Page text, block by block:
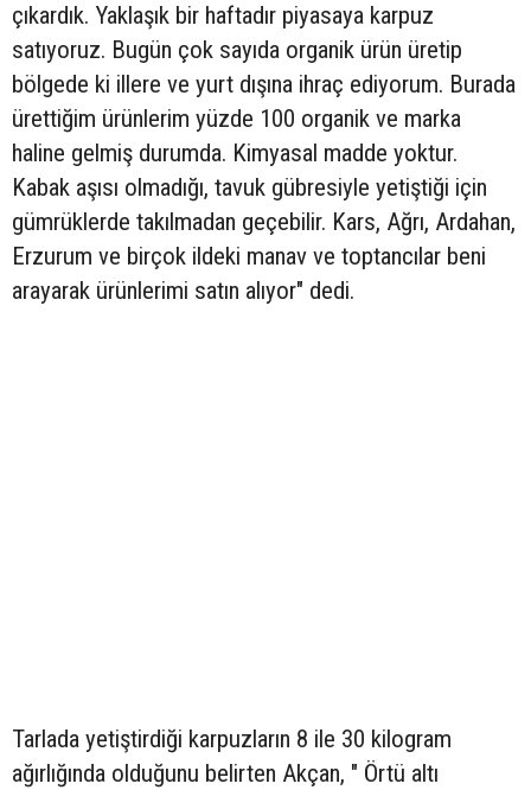
çıkardık. Yaklaşık bir haftadır piyasaya karpuz
satıyoruz. Bugün çok sayıda organik ürün üretip
bölgede ki illere ve yurt dışına ihraç ediyorum. Burada
ürettiğim ürünlerim yüzde 100 organik ve marka
haline gelmiş durumda. Kimyasal madde yoktur.
Kabak aşısı olmadığı, tavuk gübresiyle yetiştiği için
gümrüklerde takılmadan geçebilir. Kars, Ağrı, Ardahan,
Erzurum ve birçok ildeki manav ve toptancılar beni
arayarak ürünlerimi satın alıyor" dedi.
Tarlada yetiştirdiği karpuzların 8 ile 30 kilogram
ağırlığında olduğunu belirten Akçan, " Örtü altı